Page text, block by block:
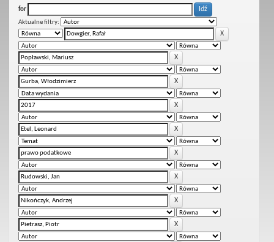
for
Aktualne filtry: